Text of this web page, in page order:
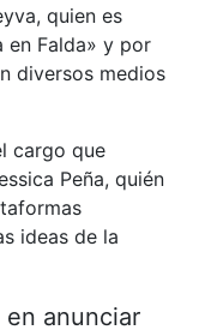
quien es
en Falda» y por
diversos medios
cargo que
Peña, quién
ideas de la
en anunciar